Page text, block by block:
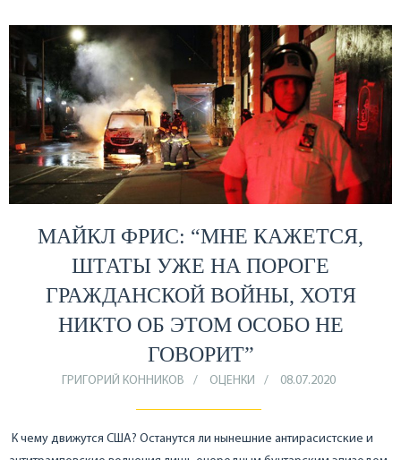
МАЙКЛ ФРИС: “МНЕ КАЖЕТСЯ,
ШТАТЫ УЖЕ НА ПОРОГЕ
ГРАЖДАНСКОЙ ВОЙНЫ, ХОТЯ
НИКТО ОБ ЭТОМ ОСОБО НЕ
ГОВОРИТ”
ГРИГОРИЙ КОННИКОВ ОЦЕНКИ 08.07.2020
К чему движутся США? Останутся ли нынешние антирасистские и